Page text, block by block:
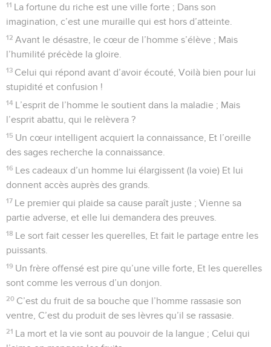
11 La fortune du riche est une ville forte ; Dans son
imagination, c’est une muraille qui est hors d’atteinte.
12 Avant le désastre, le cœur de l’homme s’élève ; Mais
l’humilité précède la gloire.
13 Celui qui répond avant d’avoir écouté, Voilà bien pour lui
stupidité et confusion !
14 L’esprit de l’homme le soutient dans la maladie ; Mais
l’esprit abattu, qui le relèvera ?
15 Un cœur intelligent acquiert la connaissance, Et l’oreille
des sages recherche la connaissance.
16 Les cadeaux d’un homme lui élargissent (la voie) Et lui
donnent accès auprès des grands.
17 Le premier qui plaide sa cause paraît juste ; Vienne sa
partie adverse, et elle lui demandera des preuves.
18 Le sort fait cesser les querelles, Et fait le partage entre les
puissants.
19 Un frère offensé est pire qu’une ville forte, Et les querelles
sont comme les verrous d’un donjon.
20 C’est du fruit de sa bouche que l’homme rassasie son
ventre, C’est du produit de ses lèvres qu’il se rassasie.
21 La mort et la vie sont au pouvoir de la langue ; Celui qui